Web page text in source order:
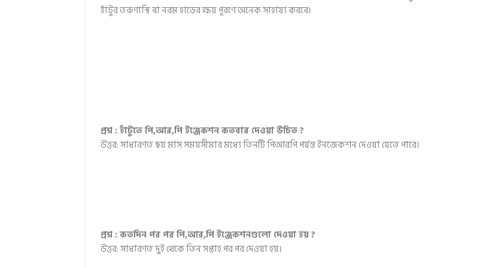
হাঁটুর তরুণাস্থি বা নরম হাড়ের ক্ষয় পূরণে অনেক সাহায্য করবে।
প্রশ্ন : হাঁটুতে পি,আর,পি ইঞ্জেকশন কতবার দেওয়া উচিত ?
উত্তর: সাধারণত ছয় মাস সময়সীমার মধ্যে তিনটি পিআরপি পর্যন্ত ইনজেকশন দেওয়া যেতে পারে।
প্রশ্ন : কতদিন পর পর পি,আর,পি ইঞ্জেকশনগুলো দেওয়া হয় ?
উত্তর: সাধারণত দুই থেকে তিন সপ্তাহ পর পর দেওয়া হয়।